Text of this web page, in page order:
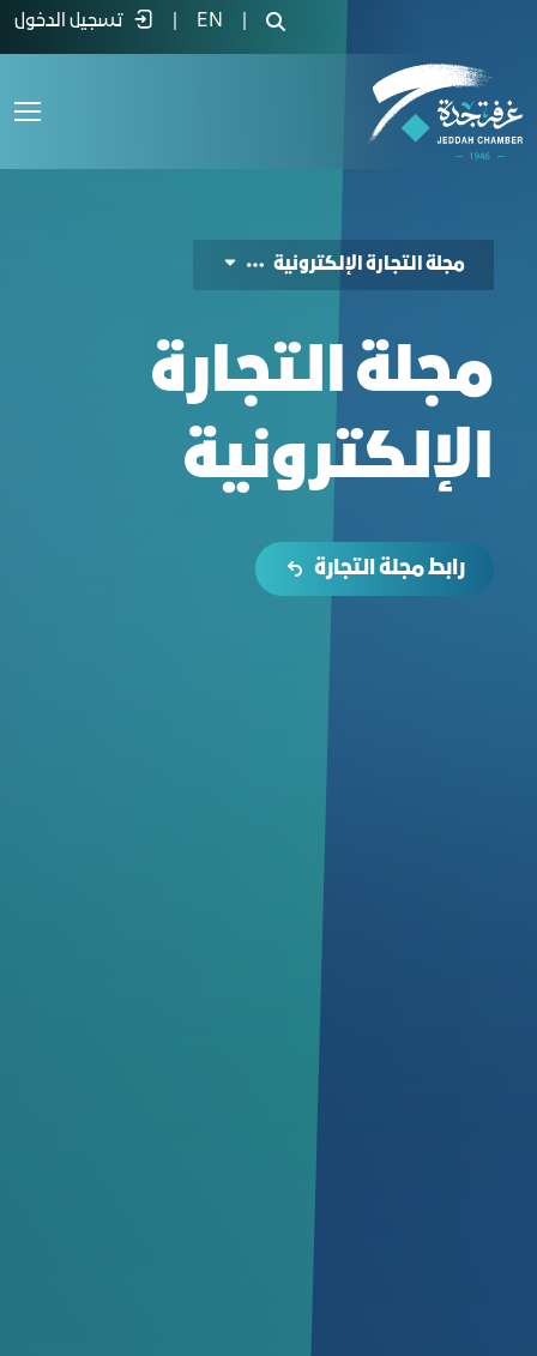
مجلة التجارة الإلكترونية - غرفة جدة
EN تسجيل الدخول
مجلة التجارة الإلكترونیة
مجلة التجارة
الإلكترونیة
رابط مجلة التجارة